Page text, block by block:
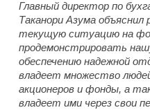
Главный директор по
Таканори Азума
текущую ситуацию на
продемонстрировать
обеспечению надежной
владеет множество
акционеров и фонды, а
владеет ими через свои